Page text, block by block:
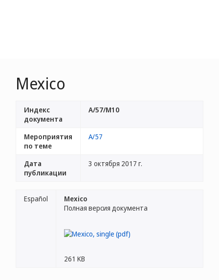
Mexico
Индекс
документа
A/57/M10
Мероприятия
по теме
A/57
Дата
публикации
3 октября 2017 г.
Español
Mexico
Полная версия документа
261 KB